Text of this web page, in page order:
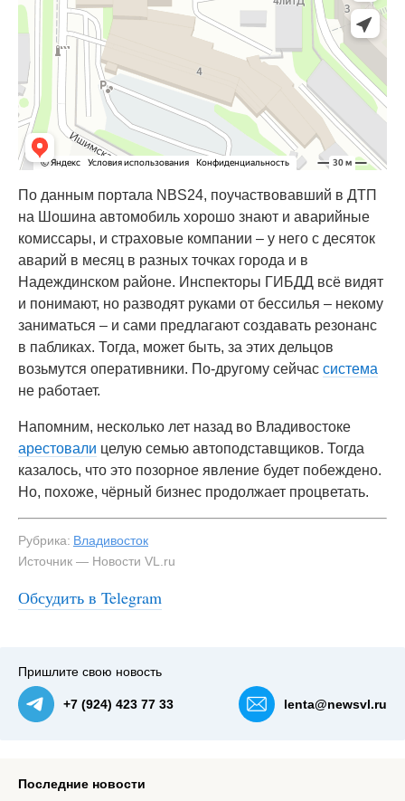
По данным портала NBS24, поучаствовавший в ДТП
на Шошина автомобиль хорошо знают и аварийные
комиссары, и страховые компании – у него с десяток
аварий в месяц в разных точках города и в
Надеждинском районе. Инспекторы ГИБДД всё видят
и понимают, но разводят руками от бессилья – некому
заниматься – и сами предлагают создавать резонанс
в пабликах. Тогда, может быть, за этих дельцов
возьмутся оперативники. По-другому сейчас система
не работает.
Напомним, несколько лет назад во Владивостоке
арестовали целую семью автоподставщиков. Тогда
казалось, что это позорное явление будет побеждено.
Но, похоже, чёрный бизнес продолжает процветать.
Рубрика: Владивосток
Источник — Новости VL.ru
Обсудить в Telegram
#3
СМИ пишут, что этот автомобиль постоянно
«попадает» в аварии — NewsVL.ru
Пришлите свою новость
+7 (924) 423 77 33 lenta@newsvl.ru
Последние новости